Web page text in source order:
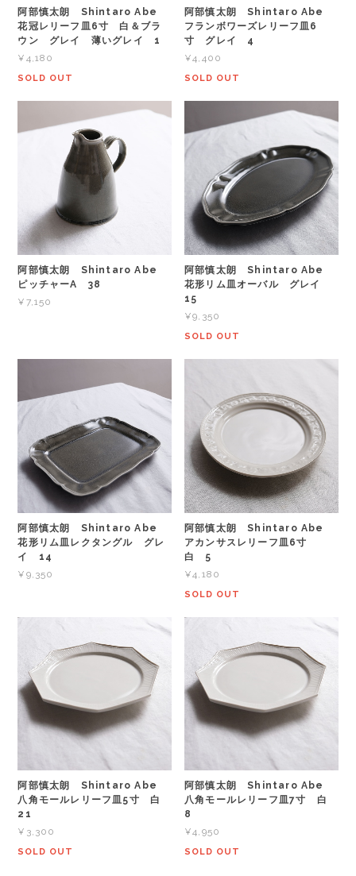
阿部慎太朗 Shintaro Abe
花冠レリーフ皿6寸 白＆ブラ
ウン グレイ 薄いグレイ 1
¥4,180
SOLD OUT
阿部慎太朗 Shintaro Abe
フランボワーズレリーフ皿6
寸 グレイ 4
¥4,400
SOLD OUT
阿部慎太朗 Shintaro Abe
ピッチャーA 38
¥7,150
阿部慎太朗 Shintaro Abe
花形リム皿オーバル グレイ
15
¥9,350
SOLD OUT
阿部慎太朗 Shintaro Abe
花形リム皿レクタングル グレ
イ 14
¥9,350
阿部慎太朗 Shintaro Abe
アカンサスレリーフ皿6寸
白 5
¥4,180
SOLD OUT
阿部慎太朗 Shintaro Abe
八角モールレリーフ皿5寸 白
21
¥3,300
SOLD OUT
阿部慎太朗 Shintaro Abe
八角モールレリーフ皿7寸 白
8
¥4,950
SOLD OUT